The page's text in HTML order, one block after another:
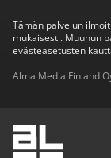
Tämän palvelun
mukaisesti. Muuhun
evästeasetusten
Alma Media Finland